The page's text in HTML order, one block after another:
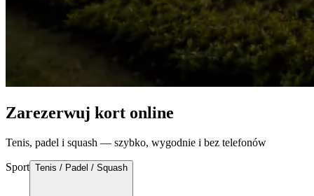
Zarezerwuj kort online
Tenis, padel i squash — szybko, wygodnie i bez telefonów
Sport Tenis / Padel / Squash